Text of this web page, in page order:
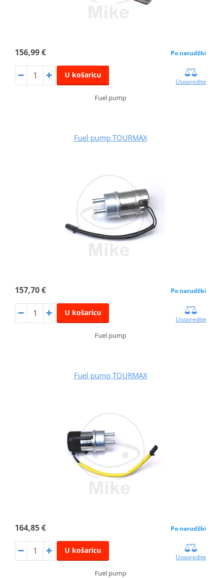
156,99 € Po narudžbi
U košaricu
Usporedite
Fuel pump
Fuel pump TOURMAX
157,70 € Po narudžbi
U košaricu
Usporedite
Fuel pump
Fuel pump TOURMAX
164,85 € Po narudžbi
U košaricu
Usporedite
Fuel pump